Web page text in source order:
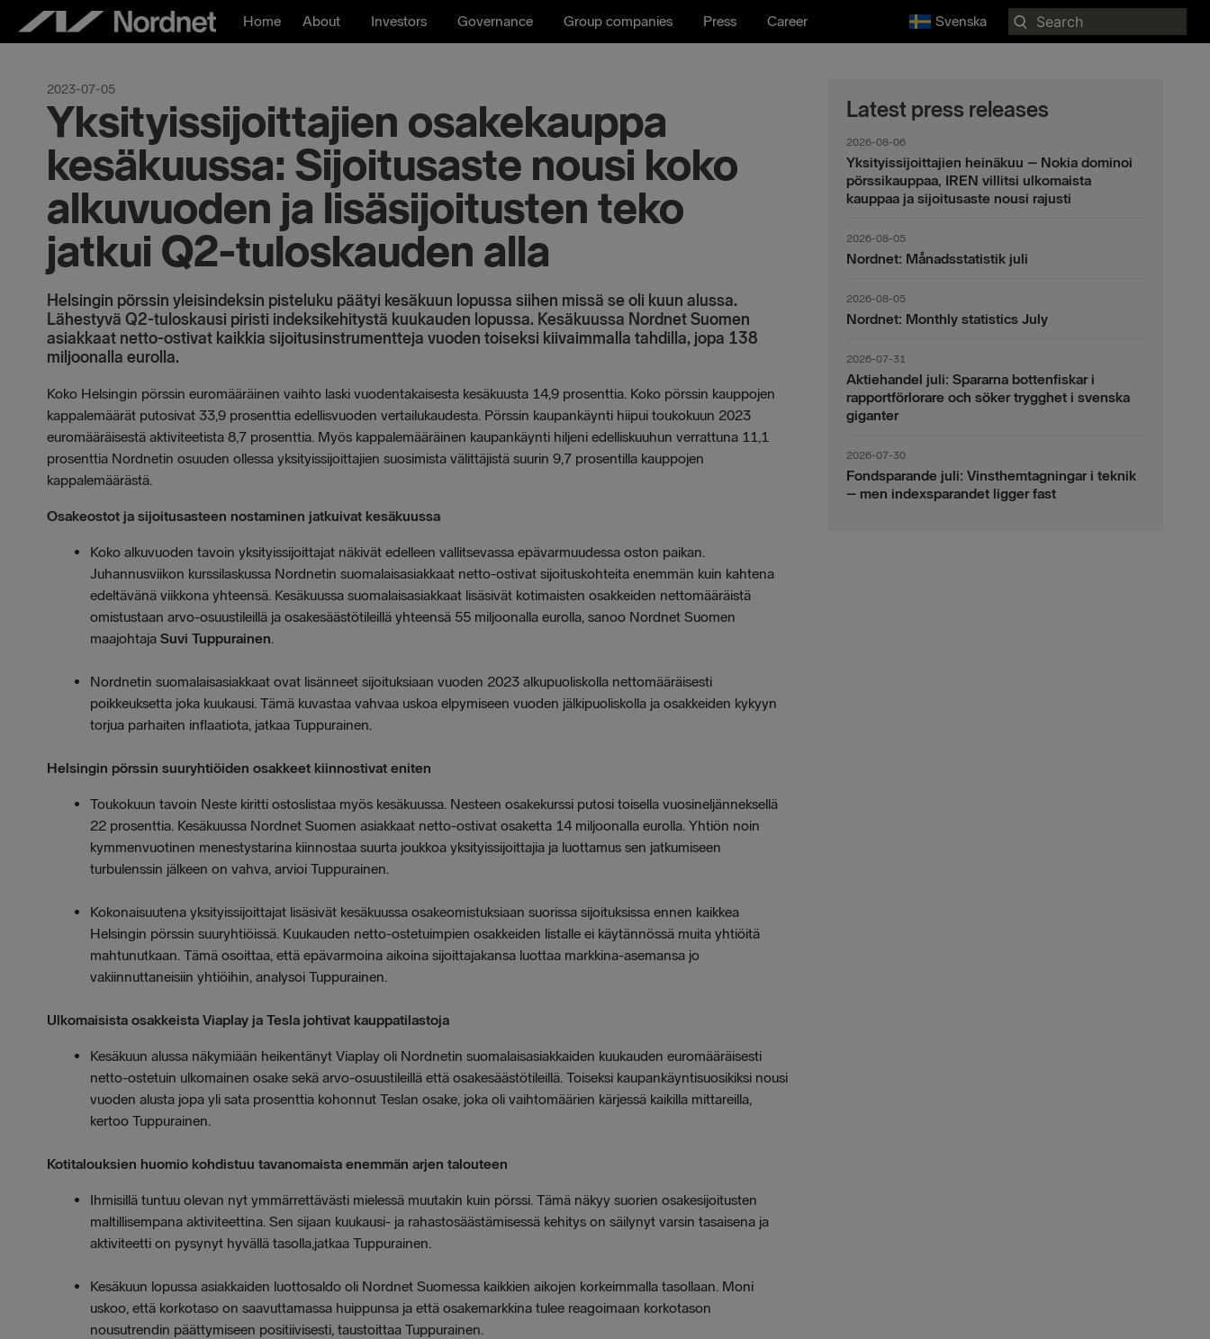
Home About Investors Governance Group companies Press Career Svenska
Search
for:
2023-07-05
Yksityissijoittajien osakekauppa
kesäkuussa: Sijoitusaste nousi koko
alkuvuoden ja lisäsijoitusten teko
jatkui Q2-tuloskauden alla
Helsingin pörssin yleisindeksin pisteluku päätyi kesäkuun lopussa siihen missä se oli kuun alussa.
Lähestyvä Q2-tuloskausi piristi indeksikehitystä kuukauden lopussa. Kesäkuussa Nordnet Suomen
asiakkaat netto-ostivat kaikkia sijoitusinstrumentteja vuoden toiseksi kiivaimmalla tahdilla, jopa 138
miljoonalla eurolla.
Koko Helsingin pörssin euromääräinen vaihto laski vuodentakaisesta kesäkuusta 14,9 prosenttia. Koko pörssin kauppojen
kappalemäärät putosivat 33,9 prosenttia edellisvuoden vertailukaudesta. Pörssin kaupankäynti hiipui toukokuun 2023
euromääräisestä aktiviteetista 8,7 prosenttia. Myös kappalemääräinen kaupankäynti hiljeni edelliskuuhun verrattuna 11,1
prosenttia Nordnetin osuuden ollessa yksityissijoittajien suosimista välittäjistä suurin 9,7 prosentilla kauppojen
kappalemäärästä.
Osakeostot ja sijoitusasteen nostaminen jatkuivat kesäkuussa
Koko alkuvuoden tavoin yksityissijoittajat näkivät edelleen vallitsevassa epävarmuudessa oston paikan.
Juhannusviikon kurssilaskussa Nordnetin suomalaisasiakkaat netto-ostivat sijoituskohteita enemmän kuin kahtena
edeltävänä viikkona yhteensä. Kesäkuussa suomalaisasiakkaat lisäsivät kotimaisten osakkeiden nettomääräistä
omistustaan arvo-osuustileillä ja osakesäästötileillä yhteensä 55 miljoonalla eurolla, sanoo Nordnet Suomen
maajohtaja Suvi Tuppurainen.
Nordnetin suomalaisasiakkaat ovat lisänneet sijoituksiaan vuoden 2023 alkupuoliskolla nettomääräisesti
poikkeuksetta joka kuukausi. Tämä kuvastaa vahvaa uskoa elpymiseen vuoden jälkipuoliskolla ja osakkeiden kykyyn
torjua parhaiten inflaatiota, jatkaa Tuppurainen.
Helsingin pörssin suuryhtiöiden osakkeet kiinnostivat eniten
Toukokuun tavoin Neste kiritti ostoslistaa myös kesäkuussa. Nesteen osakekurssi putosi toisella vuosineljänneksellä
22 prosenttia. Kesäkuussa Nordnet Suomen asiakkaat netto-ostivat osaketta 14 miljoonalla eurolla. Yhtiön noin
kymmenvuotinen menestystarina kiinnostaa suurta joukkoa yksityissijoittajia ja luottamus sen jatkumiseen
turbulenssin jälkeen on vahva, arvioi Tuppurainen.
Kokonaisuutena yksityissijoittajat lisäsivät kesäkuussa osakeomistuksiaan suorissa sijoituksissa ennen kaikkea
Helsingin pörssin suuryhtiöissä. Kuukauden netto-ostetuimpien osakkeiden listalle ei käytännössä muita yhtiöitä
mahtunutkaan. Tämä osoittaa, että epävarmoina aikoina sijoittajakansa luottaa markkina-asemansa jo
vakiinnuttaneisiin yhtiöihin, analysoi Tuppurainen.
Ulkomaisista osakkeista Viaplay ja Tesla johtivat kauppatilastoja
Kesäkuun alussa näkymiään heikentänyt Viaplay oli Nordnetin suomalaisasiakkaiden kuukauden euromääräisesti
netto-ostetuin ulkomainen osake sekä arvo-osuustileillä että osakesäästötileillä. Toiseksi kaupankäyntisuosikiksi nousi
vuoden alusta jopa yli sata prosenttia kohonnut Teslan osake, joka oli vaihtomäärien kärjessä kaikilla mittareilla,
kertoo Tuppurainen.
Kotitalouksien huomio kohdistuu tavanomaista enemmän arjen talouteen
Ihmisillä tuntuu olevan nyt ymmärrettävästi mielessä muutakin kuin pörssi. Tämä näkyy suorien osakesijoitusten
maltillisempana aktiviteettina. Sen sijaan kuukausi- ja rahastosäästämisessä kehitys on säilynyt varsin tasaisena ja
aktiviteetti on pysynyt hyvällä tasolla,jatkaa Tuppurainen.
Kesäkuun lopussa asiakkaiden luottosaldo oli Nordnet Suomessa kaikkien aikojen korkeimmalla tasollaan. Moni
uskoo, että korkotaso on saavuttamassa huippunsa ja että osakemarkkina tulee reagoimaan korkotason
nousutrendin päättymiseen positiivisesti, taustoittaa Tuppurainen.
Latest press releases
2026-08-06
Yksityissijoittajien heinäkuu – Nokia dominoi
pörssikauppaa, IREN villitsi ulkomaista
kauppaa ja sijoitusaste nousi rajusti
2026-08-05
Nordnet: Månadsstatistik juli
2026-08-05
Nordnet: Monthly statistics July
2026-07-31
Aktiehandel juli: Spararna bottenfiskar i
rapportförlorare och söker trygghet i svenska
giganter
2026-07-30
Fondsparande juli: Vinsthemtagningar i teknik
– men indexsparandet ligger fast